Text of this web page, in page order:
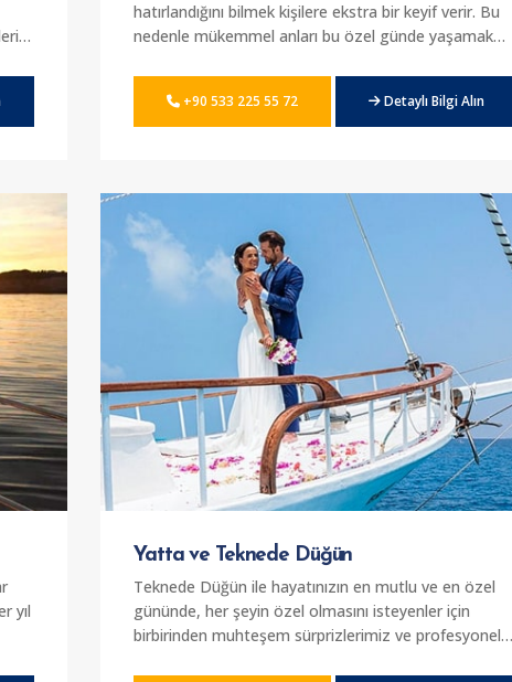
hatırlandığını bilmek kişilere ekstra bir keyif verir. Bu
nedenle mükemmel anları bu özel günde yaşamak
yat seçenekleri sunmaktayız. Mükemmel sunuma
sahip olan yatlarda dekor ve mükemmel tasarımlar
düzenlemek isteyen herkes için özel çalışmalar
yapmaktayız. Yat seçenekleri arasından sizin
kutlamanıza özel olan yat seçeneğini tercih
edebilirsiniz. 1 kişiden 70 kişiye kadar konuk sayısına
hitap eden tekne seçeneklerimiz bulunuyor.
+90 533 225 55 72 Detaylı Bilgi Alın
yıl
Yatta ve Teknede Düğün
Teknede Düğün ile hayatınızın en mutlu ve en özel
gününde, her şeyin özel olmasını isteyenler için
birbirinden muhteşem sürprizlerimiz ve profesyonel